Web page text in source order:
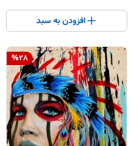
افزودن به سبد
%28